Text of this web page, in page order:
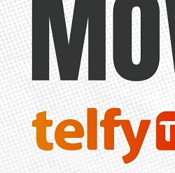
La fiesta se adueña de
Almoradí con la presentación
de los cargos festeros y la
toma del castillo
31/07/2026
Pilar de la Horadada
conmemora con emoción el
40º aniversario de su
independencia como municipio